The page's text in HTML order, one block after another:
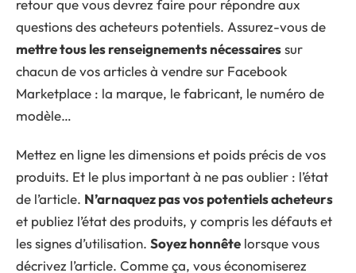
retour que vous devrez faire pour répondre aux
questions des acheteurs potentiels. Assurez-vous de
mettre tous les renseignements nécessairessur
chacun de vos articles à vendre sur Facebook
Marketplace : la marque, le fabricant, le numéro de
modèle…
Mettez en ligne les dimensions et poids précis de vos
produits. Et le plus important à ne pas oublier : l’état
de l’article. N’arnaquez pas vos potentiels acheteurs
et publiez l’état des produits, y compris les défauts et
les signes d’utilisation. Soyez honnête lorsque vous
décrivez l’article. Comme ça, vous économiserez